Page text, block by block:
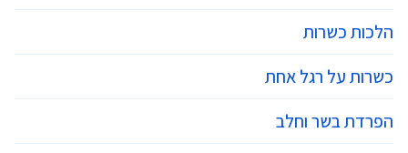
הלכות כשרות
כשרות על רגל אחת
הפרדת בשר וחלב